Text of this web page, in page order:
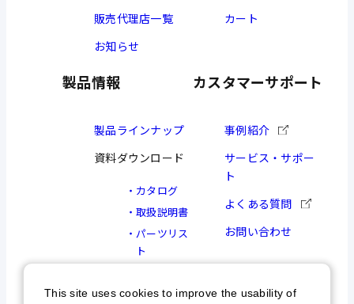
販売代理店一覧
お知らせ
製品情報
製品ラインナップ
資料ダウンロード
カタログ
取扱説明書
パーツリス
ト
カート
カスタマーサポート
事例紹介
サービス・サポー
ト
よくある質問
お問い合わせ
This site uses cookies to improve the usability of